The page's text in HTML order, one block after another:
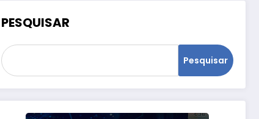
PESQUISAR
Pesquisar